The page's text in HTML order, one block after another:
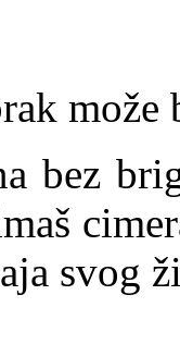
bez
svog